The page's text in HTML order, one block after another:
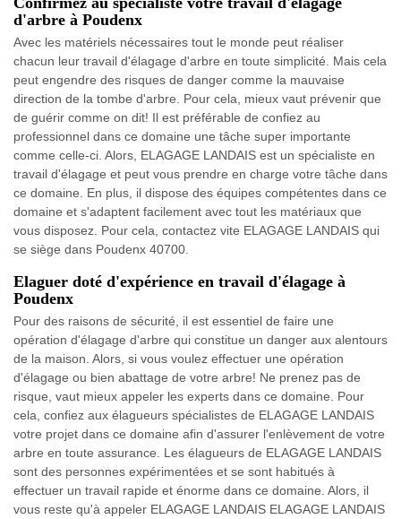
d'arbre à Poudenx
Avec les matériels nécessaires tout le monde peut réaliser
chacun leur travail d'élagage d'arbre en toute simplicité. Mais cela
peut engendre des risques de danger comme la mauvaise
direction de la tombe d'arbre. Pour cela, mieux vaut prévenir que
de guérir comme on dit! Il est préférable de confiez au
professionnel dans ce domaine une tâche super importante
comme celle-ci. Alors, ELAGAGE LANDAIS est un spécialiste en
travail d'élagage et peut vous prendre en charge votre tâche dans
ce domaine. En plus, il dispose des équipes compétentes dans ce
domaine et s'adaptent facilement avec tout les matériaux que
vous disposez. Pour cela, contactez vite ELAGAGE LANDAIS qui
se siège dans Poudenx 40700.
Elaguer doté d'expérience en travail d'élagage à
Poudenx
Pour des raisons de sécurité, il est essentiel de faire une
opération d'élagage d'arbre qui constitue un danger aux alentours
de la maison. Alors, si vous voulez effectuer une opération
d'élagage ou bien abattage de votre arbre! Ne prenez pas de
risque, vaut mieux appeler les experts dans ce domaine. Pour
cela, confiez aux élagueurs spécialistes de ELAGAGE LANDAIS
votre projet dans ce domaine afin d'assurer l'enlèvement de votre
arbre en toute assurance. Les élagueurs de ELAGAGE LANDAIS
sont des personnes expérimentées et se sont habitués à
effectuer un travail rapide et énorme dans ce domaine. Alors, il
vous reste qu'à appeler ELAGAGE LANDAIS ELAGAGE LANDAIS